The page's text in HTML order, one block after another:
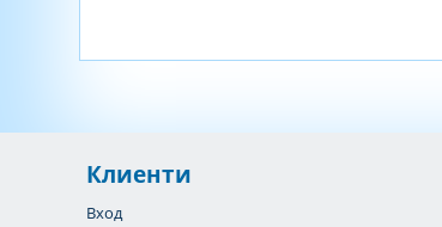
Клиенти
Вход